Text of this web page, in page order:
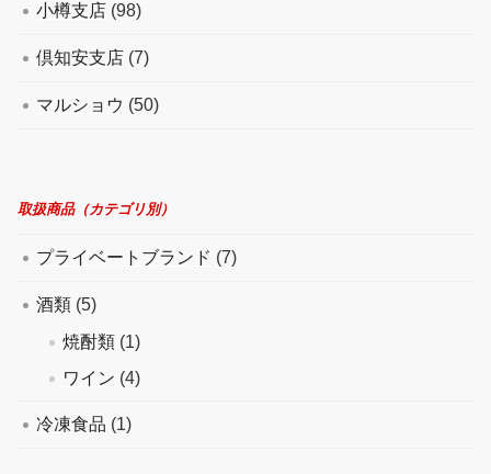
小樽支店 (98)
倶知安支店 (7)
マルショウ (50)
取扱商品（カテゴリ別）
プライベートブランド (7)
酒類 (5)
焼酎類 (1)
ワイン (4)
冷凍食品 (1)